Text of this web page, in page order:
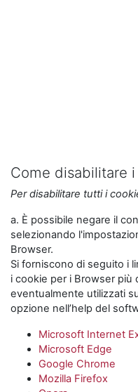
Come disabilitare
Per disabilitare tutti i
a. È possibile negare il
selezionando
Browser.
Si forniscono di seguito i
i cookie per i Browser più
eventualmente utilizzati
opzione nell’help del
Microsoft Internet
Microsoft Edge
Google Chrome
Mozilla Firefox